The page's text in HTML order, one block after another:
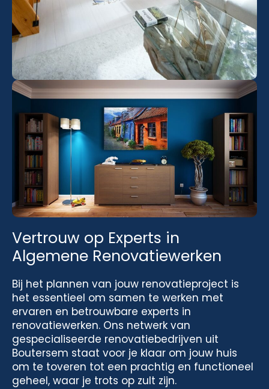
Vertrouw op Experts in
Algemene Renovatiewerken
Bij het plannen van jouw renovatieproject is
het essentieel om samen te werken met
ervaren en betrouwbare experts in
renovatiewerken. Ons netwerk van
gespecialiseerde renovatiebedrijven uit
Boutersem staat voor je klaar om jouw huis
om te toveren tot een prachtig en functioneel
geheel, waar je trots op zult zijn.